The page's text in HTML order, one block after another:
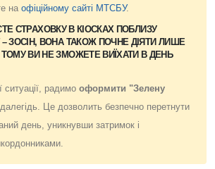
на офіційному сайті МТСБУ.
СТРАХОВКУ В КІОСКАХ ПОБЛИЗУ
ЗОСІН, ВОНА ТАКОЖ ПОЧНЕ ДІЯТИ ЛИШЕ
ТОМУ ВИ НЕ ЗМОЖЕТЕ ВИЇХАТИ В ДЕНЬ
ситуації, радимо оформити "Зелену
Це дозволить безпечно перетнути
день, уникнувши затримок і